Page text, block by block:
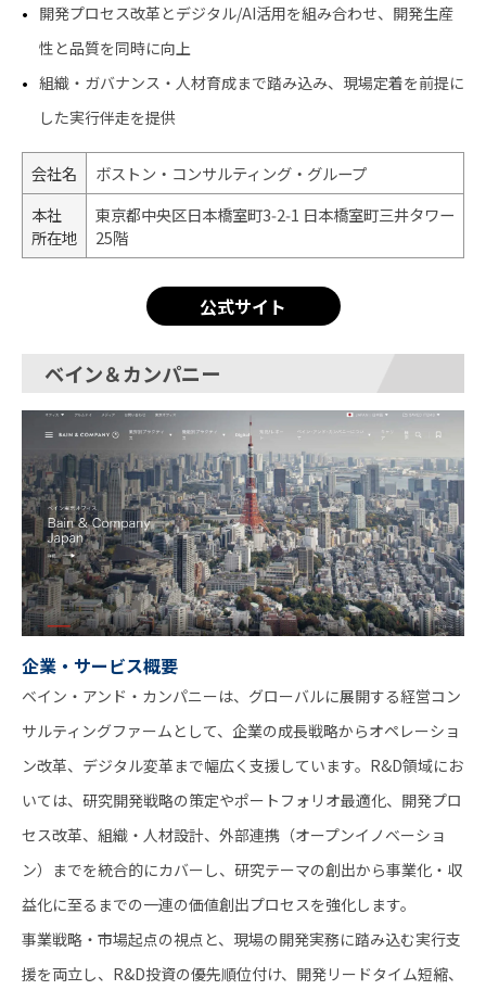
開発プロセス改革とデジタル/AI活用を組み合わせ、開発生産
性と品質を同時に向上
組織・ガバナンス・人材育成まで踏み込み、現場定着を前提に
した実行伴走を提供
会社名
ボストン・コンサルティング・グループ
本社
所在地
東京都中央区日本橋室町3‑2‑1 日本橋室町三井タワー
25階
公式サイト
ベイン＆カンパニー
企業・サービス概要
ベイン・アンド・カンパニーは、グローバルに展開する経営コン
サルティングファームとして、企業の成長戦略からオペレーショ
ン改革、デジタル変革まで幅広く支援しています。R&D領域にお
いては、研究開発戦略の策定やポートフォリオ最適化、開発プロ
セス改革、組織・人材設計、外部連携（オープンイノベーショ
ン）までを統合的にカバーし、研究テーマの創出から事業化・収
益化に至るまでの一連の価値創出プロセスを強化します。
事業戦略・市場起点の視点と、現場の開発実務に踏み込む実行支
援を両立し、R&D投資の優先順位付け、開発リードタイム短縮、